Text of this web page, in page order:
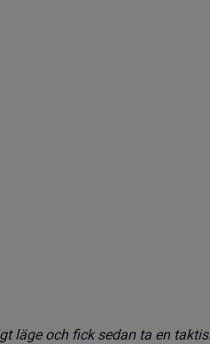
läge och fick sedan ta en